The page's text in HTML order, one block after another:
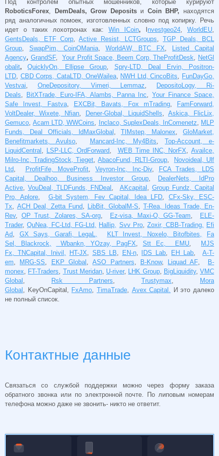
Под контролем опытных мошенников, которые курируют
RoboticsForex, DemDeals,Grow Depositsи Coin BHP, находятся
ряд аналогичных помоек, изготовленных словно под копирку. Речь
идет о таких лохотронах как: Win ICoin, nvestgeo24, WorldEU,
GentsDeals, ETF Corp, Active Resist, LCTGroups, TGP Deals, BCL
Group, SwapPim, CoinOMania, WorldAW, BTC FX,
Listed Capital
Agency, GrandSF,Your Profit Space, Beem Corp, TheProfitDesk, NetGl
obalit,QuicklyOn, Ellipse Group, Spry-LTD, Deal Ervin, Positron-
LTD, CBD Corps, CataLTD, OneWailea, NWH Ltd, CincoBits, FunDayGo,
Vestvai, OneDepository, Vimeri, Lemmaz,
DepositoLogy, Ri-
Deals, BitXTrade, Euro-IFA, Alambs, Panna Inc,Your Finance Space,
Safe Invest, Fastva, EXCBit, Bavats, Fox mTrading,
FamForward,
VoltDealer, Wixete, Nfian, Dener-Global, LiquidShells, Askica, FlicLix,
Gemuco,Acam LTD, WWCoins, Inclaco, SuplexDeals, InComenetz, MLP
Funds, Deal Officials, ldMaxGlobal ,TIMstep, Malonex,GloMarket,
Benefitmarkets, Avulso, Mancard-Inc, My4Bits,Top-Account, e-
LiquidCentral , LSP-LLC, OrdForward, WEB Time INC, NorFX, Availce,
Milro-Inc, TradingStock, Tieget,AbacoFund, RLTI-Group,
Novoideal, Ulf
Ltd, ProfitFife, MoveProfit, Veyron-Inc, Inc-Div,
FCA Trades, LDS
Capital, Dealhoo, Business Investor Group,
DealerNets, IdPro
Active,VouDeal, TLDFunds, FNDeal , AKcapital , Group Fundz, Capital
Pro, Aplore, G-bit System, Fev Capital, Idea LFD, CFx-Sky, ESC-
Tx, ACH Deal, Zetta Fund, LibBit, GlobalM-S, T-Rea, Ideas Trade, En-
Rev, OP Trust, Zolares, SA-org, Ez-visa, Maxi-O, GG-Team,
ELE-
Trader,QuNea, FC-Ltd, FG-Ltd, Hallip, Svv Pro,Zoxir, CBB-Trading, Efi
Ad, GX Says, Garafi, LegaL, KLT Invest, Noxelo, Bitofbites,
Fa
Sel, Blackrock,
Wbankn, YOzay, PagFX, Stt Ec, EMU,
MJS
Fx, TNCapital, Inivil,
HT-JX, SBS LB, EN-n, IDS Lab, EH Lab,A-T-
em, MRG-SS, EKP Global ,ASO Partners, B-Know, Liquad AF,
B-
monex, FT-Traders, Trust Meridan, U-river, LHK Group, BigLiquidity, VMC
Global , Rsk Partners, Trustymax,
Mora
Global , KeyOnCapital, FxAmo, TimaTrade, Avex Capital. И это далеко
не полный список.
Контактные данные
Связаться со службой поддержки можно через форму заказа
обратного звонка или по электронной почте. По липовым номерам
телефона можно даже не звонить- никто не ответит.